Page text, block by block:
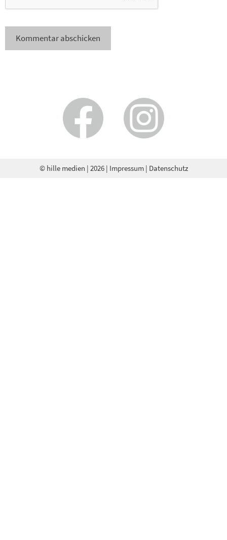
© hille medien | 2026 | Impressum| Datenschutz